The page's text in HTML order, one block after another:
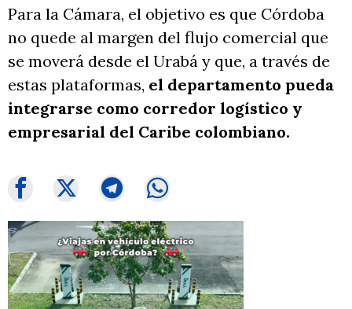
Para la Cámara, el objetivo es que Córdoba
no quede al margen del flujo comercial que
se moverá desde el Urabá y que, a través de
estas plataformas, el departamento pueda
integrarse como corredor logístico y
empresarial del Caribe colombiano.